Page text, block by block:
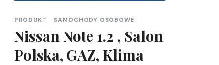
PRODUKT SAMOCHODY OSOBOWE
Nissan Note 1.2 , Salon
Polska, GAZ, Klima